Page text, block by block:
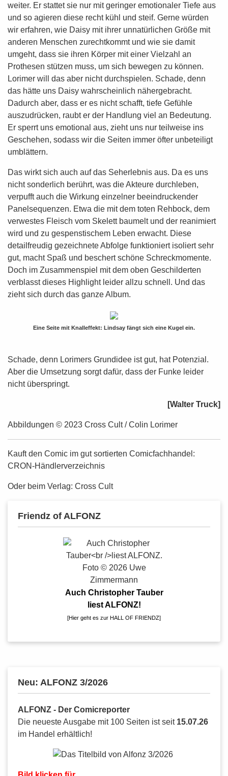
weiter. Er stattet sie nur mit geringer emotionaler Tiefe aus
und so agieren diese recht kühl und steif. Gerne würden
wir erfahren, wie Daisy mit ihrer unnatürlichen Größe mit
anderen Menschen zurechtkommt und wie sie damit
umgeht, dass sie ihren Körper mit einer Vielzahl an
Prothesen stützen muss, um sich bewegen zu können.
Lorimer will das aber nicht durchspielen. Schade, denn
das hätte uns Daisy wahrscheinlich nähergebracht.
Dadurch aber, dass er es nicht schafft, tiefe Gefühle
auszudrücken, raubt er der Handlung viel an Bedeutung.
Er sperrt uns emotional aus, zieht uns nur teilweise ins
Geschehen, sodass wir die Seiten immer öfter unbeteiligt
umblättern.
Das wirkt sich auch auf das Seherlebnis aus. Da es uns
nicht sonderlich berührt, was die Akteure durchleben,
verpufft auch die Wirkung einzelner beeindruckender
Panelsequenzen. Etwa die mit dem toten Rehbock, dem
verwestes Fleisch vom Skelett baumelt und der reanimiert
wird und zu gespenstischem Leben erwacht. Diese
detailfreudig gezeichnete Abfolge funktioniert isoliert sehr
gut, macht Spaß und beschert schöne Schreckmomente.
Doch im Zusammenspiel mit dem oben Geschilderten
verblasst dieses Highlight leider allzu schnell. Und das
zieht sich durch das ganze Album.
Eine Seite mit Knalleffekt: Lindsay fängt sich eine Kugel ein.
Schade, denn Lorimers Grundidee ist gut, hat Potenzial.
Aber die Umsetzung sorgt dafür, dass der Funke leider
nicht überspringt.
[Walter Truck]
Abbildungen © 2023 Cross Cult / Colin Lorimer
Kauft den Comic im gut sortierten Comicfachhandel:
CRON-Händlerverzeichnis
Oder beim Verlag: Cross Cult
Friendz of ALFONZ
Auch Christopher Tauber
liest ALFONZ!
[Hier geht es zur HALL OF FRIENDZ]
Neu: ALFONZ 3/2026
ALFONZ - Der Comicreporter
Die neueste Ausgabe mit 100 Seiten ist seit 15.07.26
im Handel erhältlich!